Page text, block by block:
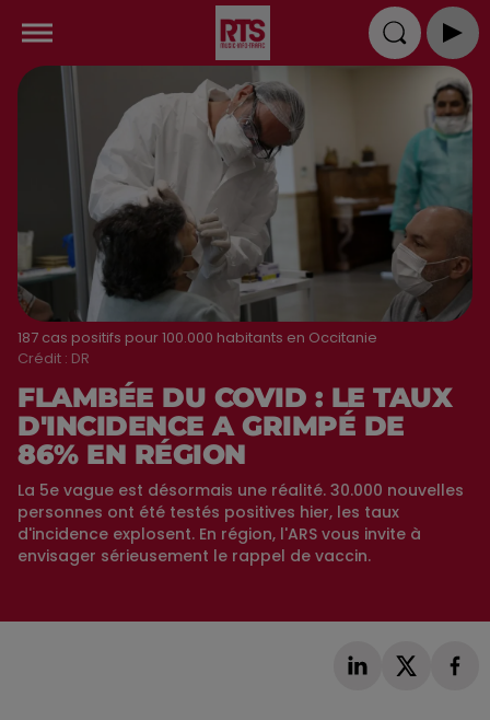
187 cas positifs pour 100.000 habitants en Occitanie
Crédit : DR
FLAMBÉE DU COVID : LE TAUX
D'INCIDENCE A GRIMPÉ DE
86% EN RÉGION
La 5e vague est désormais une réalité. 30.000 nouvelles
personnes ont été testés positives hier, les taux
d'incidence explosent. En région, l'ARS vous invite à
envisager sérieusement le rappel de vaccin.